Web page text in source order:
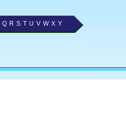
Q R S T U V W X Y